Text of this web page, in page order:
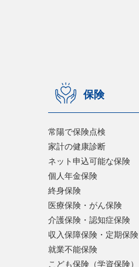
保険
常陽で保険点検
家計の健康診断
ネット申込可能な保険
個人年金保険
終身保険
医療保険・がん保険
介護保険・認知症保険
収入保障保険・定期保険
就業不能保険
こども保険（学資保険）